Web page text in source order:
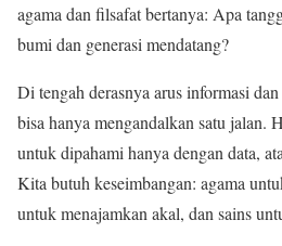
agama dan filsafat bertanya: Apa
bumi dan generasi mendatang?
Di tengah derasnya arus informasi
bisa hanya mengandalkan satu jalan.
untuk dipahami hanya dengan data,
Kita butuh keseimbangan: agama
untuk menajamkan akal, dan sains